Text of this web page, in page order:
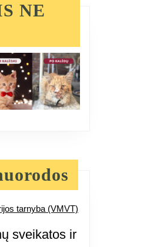
NE
tarnyba (VMVT)
sveikatos ir